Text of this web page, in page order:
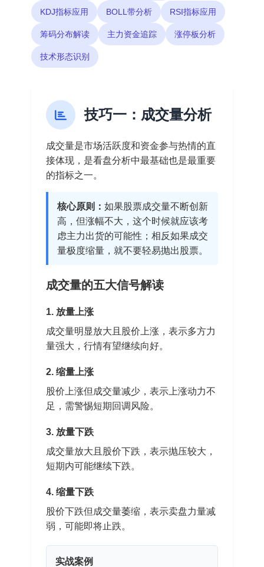
KDJ指标应用 BOLL带分析 RSI指标应用
筹码分布解读 主力资金追踪 涨停板分析
技术形态识别
技巧一：成交量分析
成交量是市场活跃度和资金参与热情的直
接体现，是看盘分析中最基础也是最重要
的指标之一。
核心原则：如果股票成交量不断创新
高，但涨幅不大，这个时候就应该考
虑主力出货的可能性；相反如果成交
量极度缩量，就不要轻易抛出股票。
成交量的五大信号解读
1. 放量上涨
成交量明显放大且股价上涨，表示多方力
量强大，行情有望继续向好。
2. 缩量上涨
股价上涨但成交量减少，表示上涨动力不
足，需警惕短期回调风险。
3. 放量下跌
成交量放大且股价下跌，表示抛压较大，
短期内可能继续下跌。
4. 缩量下跌
股价下跌但成交量萎缩，表示卖盘力量减
弱，可能即将止跌。
实战案例